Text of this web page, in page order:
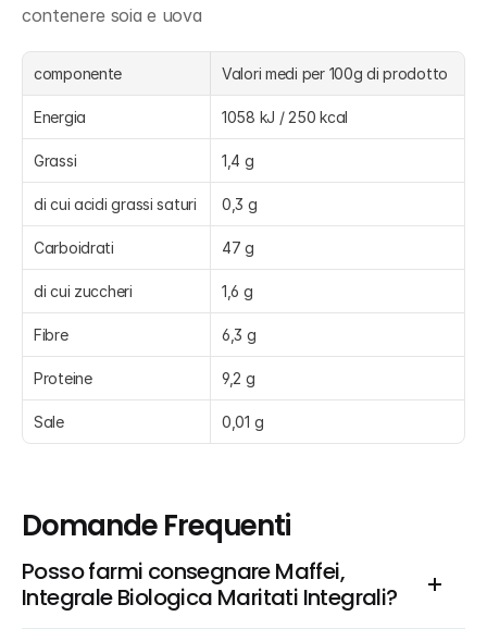
contenere soia e uova
componente Valori medi per 100g di prodotto
Energia 1058 kJ / 250 kcal
Grassi 1,4 g
di cui acidi grassi saturi 0,3 g
Carboidrati 47 g
di cui zuccheri 1,6 g
Fibre 6,3 g
Proteine 9,2 g
Sale 0,01 g
Domande Frequenti
Posso farmi consegnare Maffei,
Integrale Biologica Maritati Integrali?